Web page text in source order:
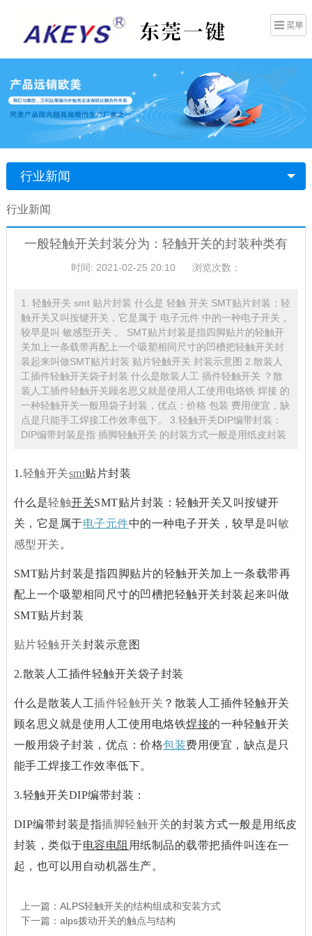
行业新闻
行业新闻
一般轻触开关封装分为：轻触开关的封装种类有
时间: 2021-02-25 20:10 浏览次数：
1. 轻触开关 smt 贴片封装 什么是 轻触 开关 SMT贴片封装：轻
触开关又叫按键开关，它是属于 电子元件 中的一种电子开关，
较早是叫 敏感型开关 。 SMT贴片封装是指四脚贴片的轻触开
关加上一条载带再配上一个吸塑相同尺寸的凹槽把轻触开关封
装起来叫做SMT贴片封装 贴片轻触开关 封装示意图 2.散装人
工插件轻触开关袋子封装 什么是散装人工 插件轻触开关 ？散
装人工插件轻触开关顾名思义就是使用人工使用电烙铁 焊接 的
一种轻触开关一般用袋子封装，优点：价格 包装 费用便宜，缺
点是只能手工焊接工作效率低下。 3.轻触开关DIP编带封装：
DIP编带封装是指 插脚轻触开关 的封装方式一般是用纸皮封装
1.轻触开关smt贴片封装
什么是轻触开关SMT贴片封装：轻触开关又叫按键开
关，它是属于电子元件中的一种电子开关，较早是叫敏
感型开关 。
SMT贴片封装是指四脚贴片的轻触开关加上一条载带再
配上一个吸塑相同尺寸的凹槽把轻触开关封装起来叫做
SMT贴片封装
贴片轻触开关封装示意图
2.散装人工插件轻触开关袋子封装
什么是散装人工插件轻触开关 ？散装人工插件轻触开关
顾名思义就是使用人工使用电烙铁焊接的一种轻触开关
一般用袋子封装，优点：价格包装费用便宜，缺点是只
能手工焊接工作效率低下。
3.轻触开关DIP编带封装：
DIP编带封装是指插脚轻触开关的封装方式一般是用纸皮
封装，类似于电容电阻 用纸制品的载带把插件叫连在一
起，也可以用自动机器生产。
上一篇： ALPS轻触开关的结构组成和安装方式
下一篇： alps拨动开关的触点与结构